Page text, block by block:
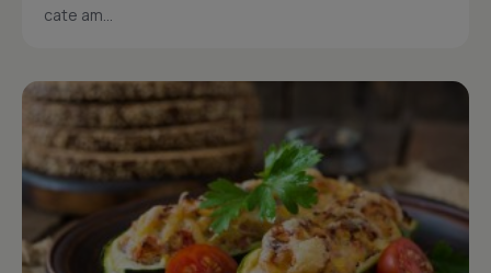
cate am...